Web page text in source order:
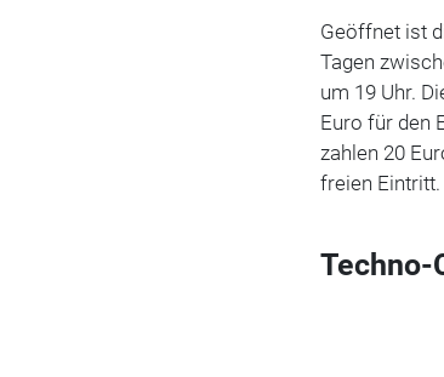
Geöffnet ist
Tagen
um 19 Uhr.
Euro für den
zahlen 20
freien
Techno-